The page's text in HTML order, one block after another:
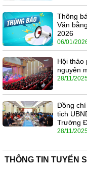
Thông
Văn
2026
06/01/
Hội thảo
nguyên
28/11/
Đồng chí
tịch
Trường
28/11/
THÔNG TIN TUYỂN